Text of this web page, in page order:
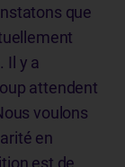
que
Il y a
attendent
voulons
en
est de